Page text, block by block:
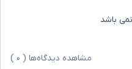
باشد
مشاهده دیدگاه‌ها ( ۰